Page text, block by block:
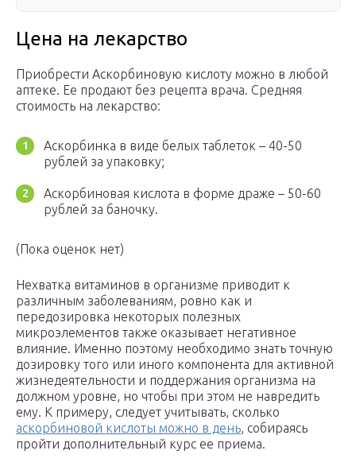
Цена на лекарство
Приобрести Аскорбиновую кислоту можно в любой
аптеке. Ее продают без рецепта врача. Средняя
стоимость на лекарство:
Аскорбинка в виде белых таблеток – 40-50
рублей за упаковку;
Аскорбиновая кислота в форме драже – 50-60
рублей за баночку.
(Пока оценок нет)
Нехватка витаминов в организме приводит к
различным заболеваниям, ровно как и
передозировка некоторых полезных
микроэлементов также оказывает негативное
влияние. Именно поэтому необходимо знать точную
дозировку того или иного компонента для активной
жизнедеятельности и поддержания организма на
должном уровне, но чтобы при этом не навредить
ему. К примеру, следует учитывать, сколько
аскорбиновой кислоты можно в день, собираясь
пройти дополнительный курс ее приема.